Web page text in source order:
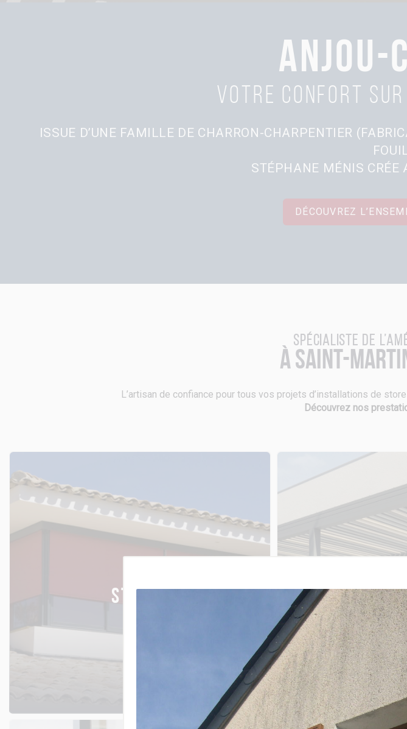
ANJOU-
Votre confort sur
ISSUE D’UNE FAMILLE DE CHARRON-CHARPENTIER
STÉPHANE MÉNIS CRÉE
DÉCOUVREZ
Spécialiste de
à Saint-
L’artisan de confiance pour tous vos projets d’installations de
Découvrez nos
STORES PERGOLAS